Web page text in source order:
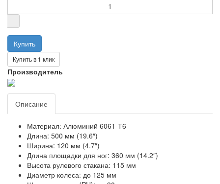
Купить в 1 клик
Производитель
Описание
Материал: Алюминий 6061-Т6
Длина: 500 мм (19.6″)
Ширина: 120 мм (4.7″)
Длина площадки для ног: 360 мм (14.2″)
Высота рулевого стакана: 115 мм
Диаметр колеса: до 125 мм